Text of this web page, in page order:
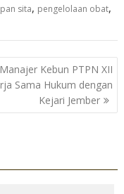
sita, pengelolaan obat,
Kebun PTPN XII
Sama Hukum dengan
Kejari Jember